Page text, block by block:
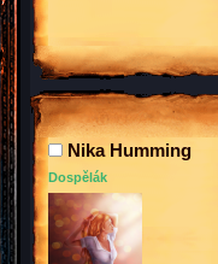
Nika Humming
Dospělák